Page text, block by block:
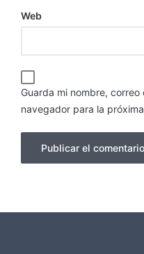
Web
Guarda mi nombre,
navegador para la